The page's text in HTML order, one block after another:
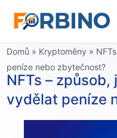
Domů » Kryptoměny »
peníze nebo zbytečnost?
NFTs –
vydělat peníze